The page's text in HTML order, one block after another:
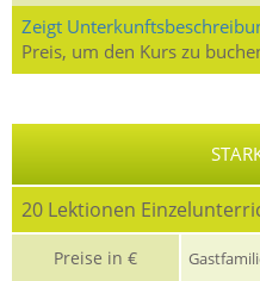
Zeigt
Preis, um den Kurs zu
20 Lektionen
Preise in €